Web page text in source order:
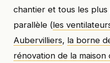
chantier et tous les
parallèle (les
Aubervilliers, la borne
rénovation de la maison